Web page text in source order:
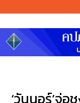
‘วันนอร์’จ่